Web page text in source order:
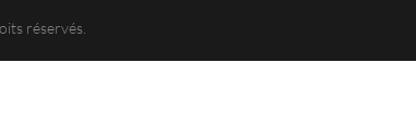
réservés.